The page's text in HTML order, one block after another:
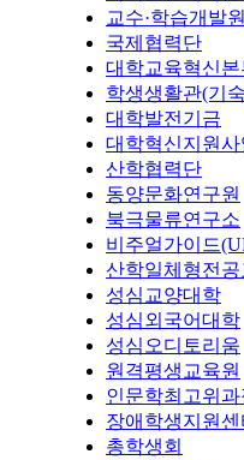
교수·학습개발원
국제협력단
대학교육혁신본
학생생활관(기
대학발전기금
대학혁신지원
산학협력단
동양문화연구원
북극물류연구소
비주얼가이드
산학일체형전
성심교양대학
성심외국어대학
성심오디토리움
원격평생교육원
인문학최고위과
장애학생지원센
총학생회